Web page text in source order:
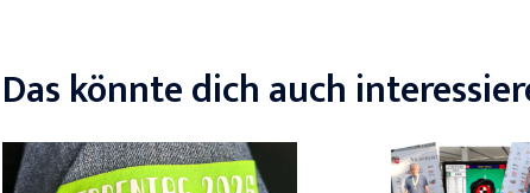
Das könnte dich auch